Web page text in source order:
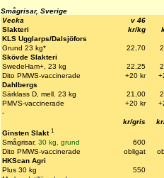
Smågrisar, Sverige
Vecka
v 46
Slakteri
kr/kg
KLS Ugglarps/Dalsjöfors
Grund 23 kg*
22,70
Skövde Slakteri
SwedeHam+, 23 kg
22,25
Dito PMWS-vaccinerade
+20 kr
Dahlbergs
Särklass D, mell. 23 kg
21,00
PMVS-vaccinerade
+20 kr
-
kr/gris
Ginsten Slakt 1
Smågrisar, 30 kg, grund
600
Dito PMWS-vaccinerade
obligat
HKScan Agri
Plus 30 kg
550